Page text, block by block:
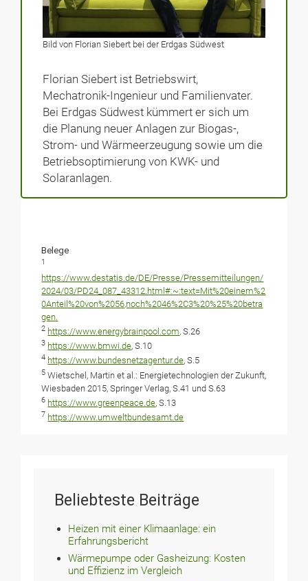
Bild von Florian Siebert bei der Erdgas Südwest
Florian Siebert ist Betriebswirt,
Mechatronik-Ingenieur und Familienvater.
Bei Erdgas Südwest kümmert er sich um
die Planung neuer Anlagen zur Biogas-,
Strom- und Wärmeerzeugung sowie um die
Betriebsoptimierung von KWK- und
Solaranlagen.
Belege
1
https://www.destatis.de/DE/Presse/Pressemitteilungen/
2024/03/PD24_087_43312.html#:~:text=Mit%20einem%2
0Anteil%20von%2056,noch%2046%2C3%20%25%20betra
gen.
2 https://www.energybrainpool.com, S.26
3 https://www.bmwi.de, S.10
4 https://www.bundesnetzagentur.de, S.5
5 Wietschel, Martin et al.: Energietechnologien der Zukunft,
Wiesbaden 2015, Springer Verlag, S.41 und S.63
6 https://www.greenpeace.de, S.13
7 https://www.umweltbundesamt.de
Beliebteste Beiträge
Heizen mit einer Klimaanlage: ein
Erfahrungsbericht
Wärmepumpe oder Gasheizung: Kosten
und Effizienz im Vergleich